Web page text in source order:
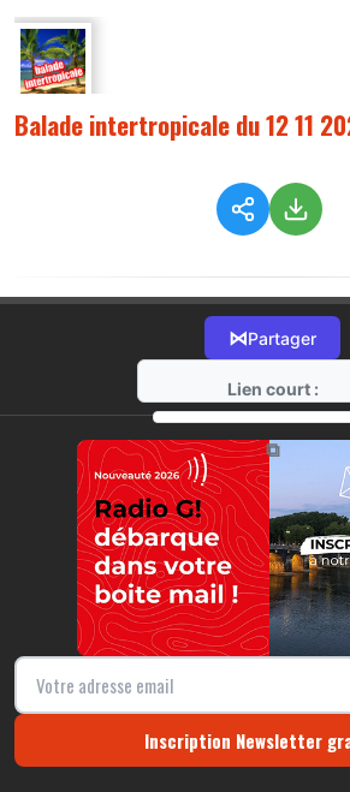
Balade intertropicale du 12 11
⋈Partager
Lien court :
⧉
Inscription Newsletter